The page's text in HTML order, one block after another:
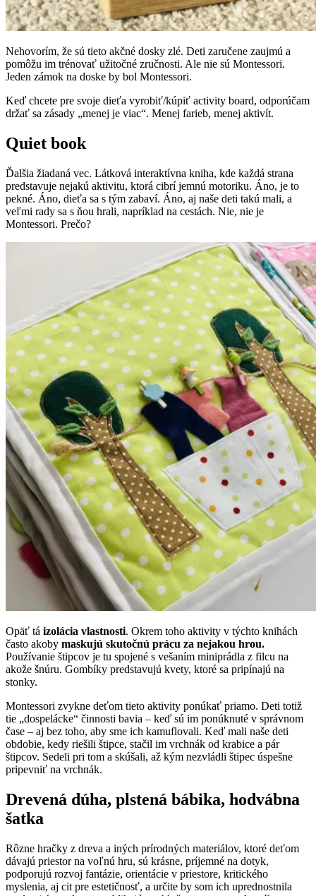
Nehovorím, že sú tieto akčné dosky zlé. Deti zaručene zaujmú a
pomôžu im trénovať užitočné zručnosti. Ale nie sú Montessori.
Jeden zámok na doske by bol Montessori.
Keď chcete pre svoje dieťa vyrobiť/kúpiť activity board, odporúčam
držať sa zásady „menej je viac“. Menej farieb, menej aktivít.
Quiet book
Ďalšia žiadaná vec. Látková interaktívna kniha, kde každá strana
predstavuje nejakú aktivitu, ktorá cibrí jemnú motoriku. Áno, je to
pekné. Áno, dieťa sa s tým zabaví. Áno, aj naše deti takú mali, a
veľmi rady sa s ňou hrali, napríklad na cestách. Nie, nie je
Montessori. Prečo?
Opäť tá izolácia vlastnosti. Okrem toho aktivity v týchto knihách
často akoby maskujú skutočnú prácu za nejakou hrou.
Používanie štipcov je tu spojené s vešaním miniprádla z filcu na
akože šnúru. Gombíky predstavujú kvety, ktoré sa pripínajú na
stonky.
Montessori zvykne deťom tieto aktivity ponúkať priamo. Deti totiž
tie „dospelácke“ činnosti bavia – keď sú im ponúknuté v správnom
čase – aj bez toho, aby sme ich kamuflovali. Keď mali naše deti
obdobie, kedy riešili štipce, stačil im vrchnák od krabice a pár
štipcov. Sedeli pri tom a skúšali, až kým nezvládli štipec úspešne
pripevniť na vrchnák.
Drevená dúha, plstená bábika, hodvábna
šatka
Rôzne hračky z dreva a iných prírodných materiálov, ktoré deťom
dávajú priestor na voľnú hru, sú krásne, príjemné na dotyk,
podporujú rozvoj fantázie, orientácie v priestore, kritického
myslenia, aj cit pre estetičnosť, a určite by som ich uprednostnila